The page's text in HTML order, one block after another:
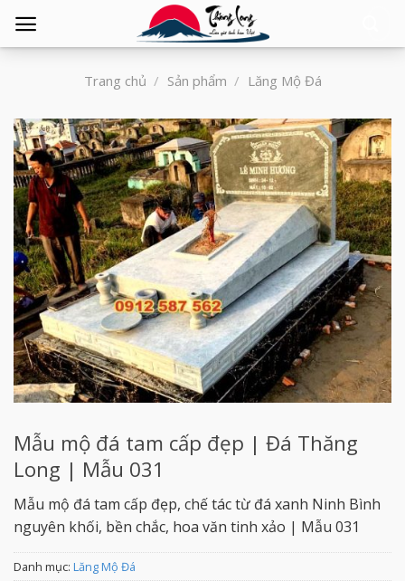
Trang chủ / Sản phẩm / Lăng Mộ Đá
Mẫu mộ đá tam cấp đẹp | Đá Thăng
Long | Mẫu 031
Mẫu mộ đá tam cấp đẹp, chế tác từ đá xanh Ninh Bình
nguyên khối, bền chắc, hoa văn tinh xảo | Mẫu 031
Danh mục: Lăng Mộ Đá